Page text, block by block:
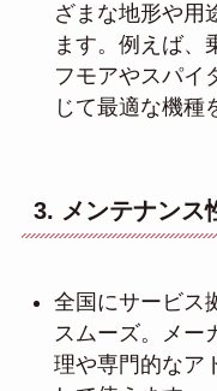
ざまな地形や用
ます。例えば、
フモアやスパイ
じて最適な機種
3. メンテナンス
全国にサービス
スムーズ。メー
理や専門的なア